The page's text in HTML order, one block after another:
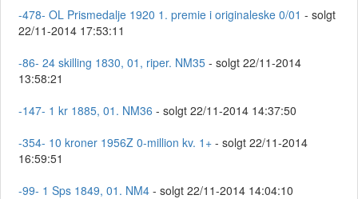
-478- OL Prismedalje 1920 1. premie i originaleske 0/01 - solgt
22/11-2014 17:53:11
-86- 24 skilling 1830, 01, riper. NM35 - solgt 22/11-2014
13:58:21
-147- 1 kr 1885, 01. NM36 - solgt 22/11-2014 14:37:50
-354- 10 kroner 1956Z 0-million kv. 1+ - solgt 22/11-2014
16:59:51
-99- 1 Sps 1849, 01. NM4 - solgt 22/11-2014 14:04:10